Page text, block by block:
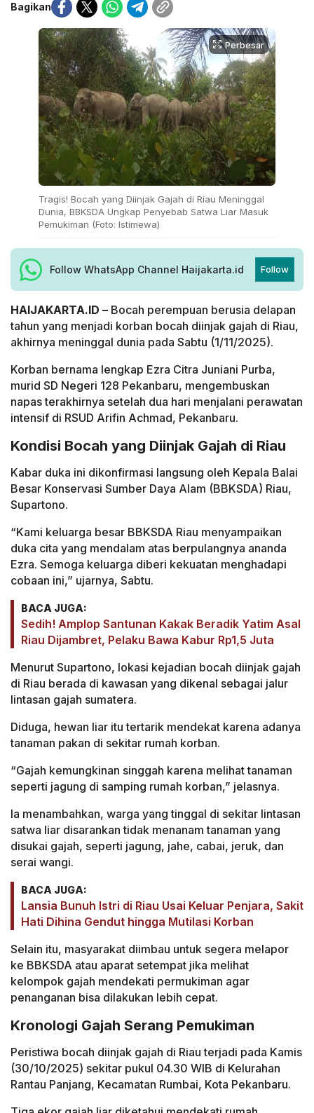
Bagikan
Perbesar
Tragis! Bocah yang Diinjak Gajah di Riau Meninggal
Dunia, BBKSDA Ungkap Penyebab Satwa Liar Masuk
Pemukiman (Foto: Istimewa)
Follow WhatsApp Channel Haijakarta.id Follow
HAIJAKARTA.ID – Bocah perempuan berusia delapan
tahun yang menjadi korban bocah diinjak gajah di Riau,
akhirnya meninggal dunia pada Sabtu (1/11/2025).
Korban bernama lengkap Ezra Citra Juniani Purba,
murid SD Negeri 128 Pekanbaru, mengembuskan
napas terakhirnya setelah dua hari menjalani perawatan
intensif di RSUD Arifin Achmad, Pekanbaru.
Kondisi Bocah yang Diinjak Gajah di Riau
Kabar duka ini dikonfirmasi langsung oleh Kepala Balai
Besar Konservasi Sumber Daya Alam (BBKSDA) Riau,
Supartono.
“Kami keluarga besar BBKSDA Riau menyampaikan
duka cita yang mendalam atas berpulangnya ananda
Ezra. Semoga keluarga diberi kekuatan menghadapi
cobaan ini,” ujarnya, Sabtu.
BACA JUGA:
Sedih! Amplop Santunan Kakak Beradik Yatim Asal
Riau Dijambret, Pelaku Bawa Kabur Rp1,5 Juta
Menurut Supartono, lokasi kejadian bocah diinjak gajah
di Riau berada di kawasan yang dikenal sebagai jalur
lintasan gajah sumatera.
Diduga, hewan liar itu tertarik mendekat karena adanya
tanaman pakan di sekitar rumah korban.
“Gajah kemungkinan singgah karena melihat tanaman
seperti jagung di samping rumah korban,” jelasnya.
Ia menambahkan, warga yang tinggal di sekitar lintasan
satwa liar disarankan tidak menanam tanaman yang
disukai gajah, seperti jagung, jahe, cabai, jeruk, dan
serai wangi.
BACA JUGA:
Lansia Bunuh Istri di Riau Usai Keluar Penjara, Sakit
Hati Dihina Gendut hingga Mutilasi Korban
Selain itu, masyarakat diimbau untuk segera melapor
ke BBKSDA atau aparat setempat jika melihat
kelompok gajah mendekati permukiman agar
penanganan bisa dilakukan lebih cepat.
Kronologi Gajah Serang Pemukiman
Peristiwa bocah diinjak gajah di Riau terjadi pada Kamis
(30/10/2025) sekitar pukul 04.30 WIB di Kelurahan
Rantau Panjang, Kecamatan Rumbai, Kota Pekanbaru.